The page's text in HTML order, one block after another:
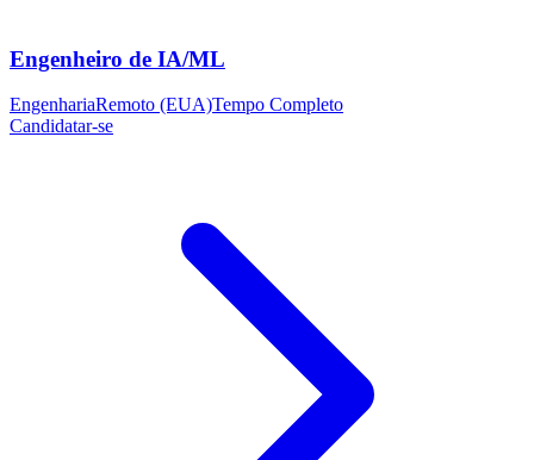
Engenheiro de IA/ML
EngenhariaRemoto (EUA)Tempo Completo
Candidatar-se